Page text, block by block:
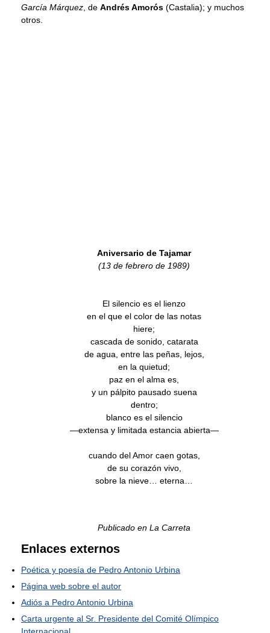
García Márquez , de Andrés Amorós (Castalia); y muchos
otros.
Aniversario de Tajamar
(13 de febrero de 1989)
El silencio es el lienzo
en el que el color de las notas
hiere;
cascada de sonido, catarata
de agua, entre las peñas, lejos,
en la quietud;
paz en el alma es,
y un pálpito pausado suena
dentro;
blanco es el silencio
—extensa y limitada estancia abierta—
cuando del Amor caen gotas,
de su corazón vivo,
sobre la nieve… eterna…
Publicado en La Carreta
Enlaces externos
Poética y poesía de Pedro Antonio Urbina
Página web sobre el autor
Adiós a Pedro Antonio Urbina
Carta urgente al Sr. Presidente del Comité Olímpico